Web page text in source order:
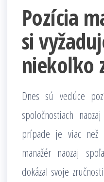
Pozícia
si
niekoľko
Dnes sú vedúce
spoločnostiach
prípade je viac
manažér naozaj
dokázal svoje